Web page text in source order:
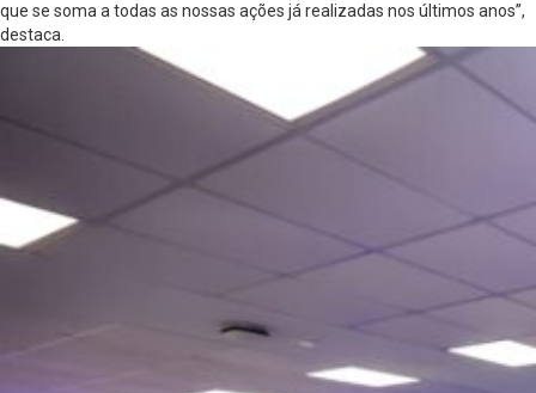
que se soma a todas as nossas ações já realizadas nos últimos anos”,
destaca.